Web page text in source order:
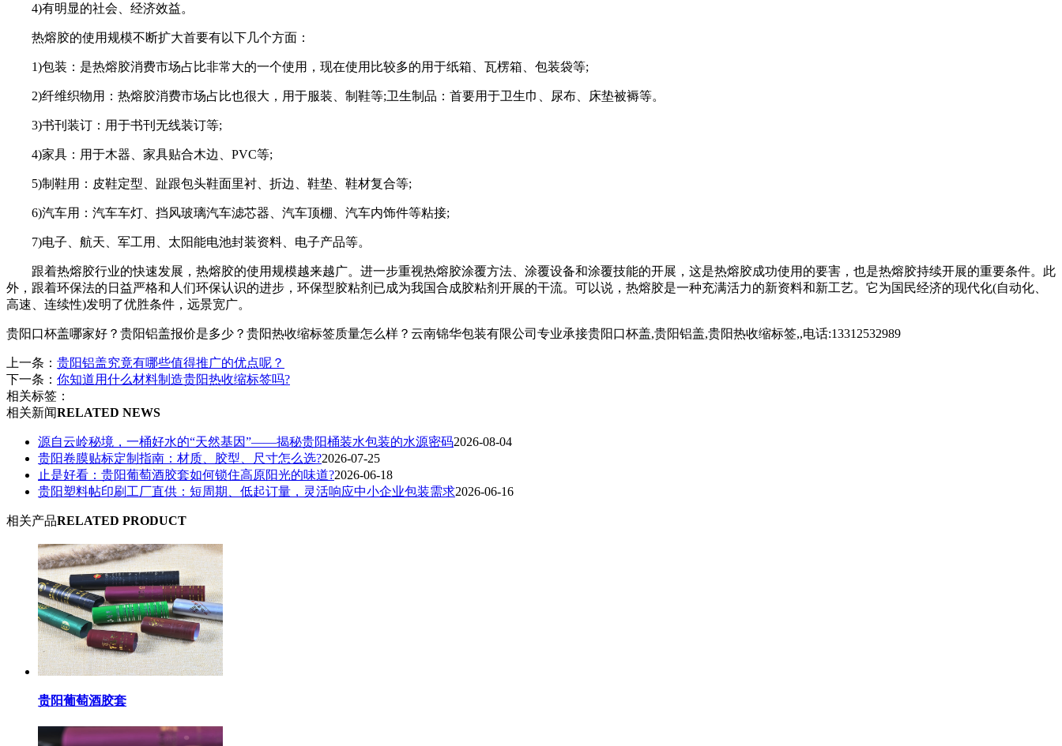
4)有明显的社会、经济效益。
热熔胶的使用规模不断扩大首要有以下几个方面：
1)包装：是热熔胶消费市场占比非常大的一个使用，现在使用比较多的用于纸箱、瓦楞箱、包装袋等;
2)纤维织物用：热熔胶消费市场占比也很大，用于服装、制鞋等;卫生制品：首要用于卫生巾、尿布、床垫被褥等。
3)书刊装订：用于书刊无线装订等;
4)家具：用于木器、家具贴合木边、PVC等;
5)制鞋用：皮鞋定型、趾跟包头鞋面里衬、折边、鞋垫、鞋材复合等;
6)汽车用：汽车车灯、挡风玻璃汽车滤芯器、汽车顶棚、汽车内饰件等粘接;
7)电子、航天、军工用、太阳能电池封装资料、电子产品等。
跟着热熔胶行业的快速发展，热熔胶的使用规模越来越广。进一步重视热熔胶涂覆方法、涂覆设备和涂覆技能的开展，这是热熔胶成功使用的要害，也是热熔胶持续开展的重要条件。此
外，跟着环保法的日益严格和人们环保认识的进步，环保型胶粘剂已成为我国合成胶粘剂开展的干流。可以说，热熔胶是一种充满活力的新资料和新工艺。它为国民经济的现代化(自动化、
高速、连续性)发明了优胜条件，远景宽广。
贵阳口杯盖哪家好？贵阳铝盖报价是多少？贵阳热收缩标签质量怎么样？云南锦华包装有限公司专业承接贵阳口杯盖,贵阳铝盖,贵阳热收缩标签,,电话:13312532989
上一条： 贵阳铝盖究竟有哪些值得推广的优点呢？
下一条： 你知道用什么材料制造贵阳热收缩标签吗?
相关标签：
相关新闻RELATED NEWS
源自云岭秘境，一桶好水的“天然基因”——揭秘贵阳桶装水包装的水源密码2026-08-04
贵阳卷膜贴标定制指南：材质、胶型、尺寸怎么选?2026-07-25
止是好看：贵阳葡萄酒胶套如何锁住高原阳光的味道?2026-06-18
贵阳塑料帖印刷工厂直供：短周期、低起订量，灵活响应中小企业包装需求2026-06-16
相关产品RELATED PRODUCT
贵阳葡萄酒胶套